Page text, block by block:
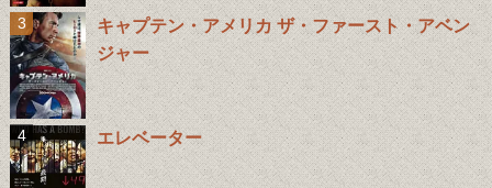
キャプテン・アメリカ ザ・ファースト・アベン
ジャー
エレベーター